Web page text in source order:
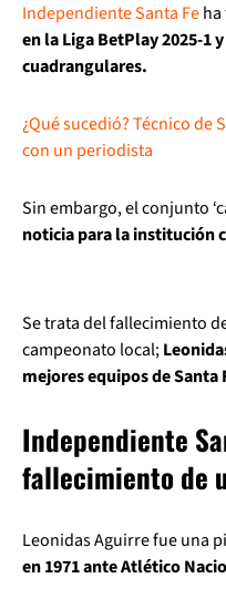
Independiente Santa Fe
en la Liga BetPlay 2025-1
cuadrangulares.
¿Qué sucedió? Técnico de
con un periodista
Sin embargo, el conjunto
noticia para la institución
Se trata del fallecimiento
campeonato local;
mejores equipos de Santa
Independiente
fallecimiento de
Leonidas Aguirre fue una
en 1971 ante Atlético